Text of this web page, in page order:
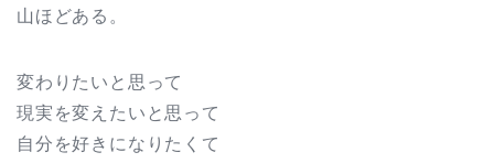
山ほどある。
変わりたいと思って
現実を変えたいと思って
自分を好きになりたくて